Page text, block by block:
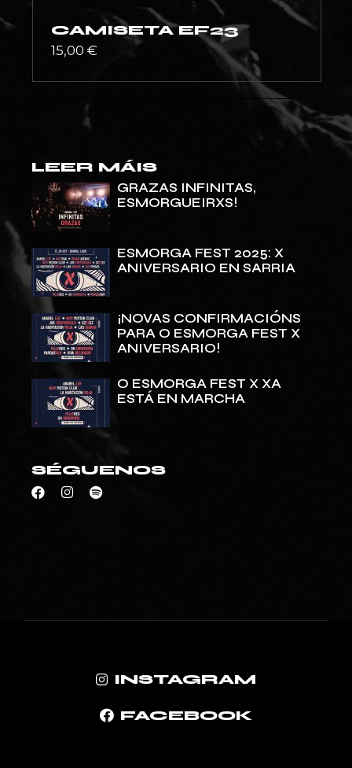
CAMISETA EF23
15,00€
LEER MÁIS
GRAZAS INFINITAS,
ESMORGUEIRXS!
ESMORGA FEST 2025: X
ANIVERSARIO EN SARRIA
¡NOVAS CONFIRMACIÓNS
PARA O ESMORGA FEST X
ANIVERSARIO!
O ESMORGA FEST X XA
ESTÁ EN MARCHA
SÉGUENOS
INSTAGRAM
FACEBOOK